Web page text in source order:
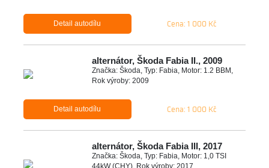
Detail autodílu Cena: 1 000 Kč
alternátor, Škoda Fabia II., 2009
Značka: Škoda, Typ: Fabia, Motor: 1.2 BBM,
Rok výroby: 2009
Detail autodílu Cena: 1 000 Kč
alternátor, Škoda Fabia III, 2017
Značka: Škoda, Typ: Fabia, Motor: 1,0 TSI
44kW (CHY), Rok výroby: 2017